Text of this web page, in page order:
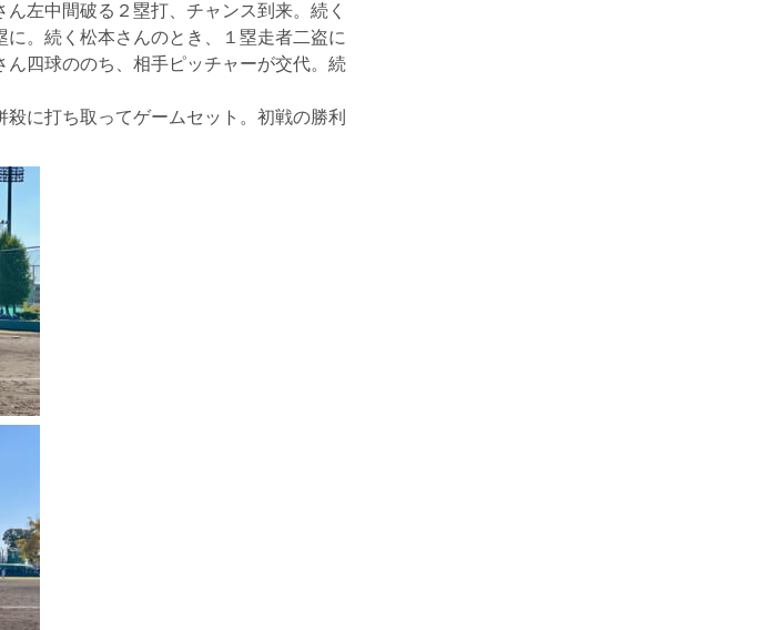
左中間破る２塁打、チャンス到来。続く
。続く松本さんのとき、１塁走者二盗に
四球ののち、相手ピッチャーが交代。続
に打ち取ってゲームセット。初戦の勝利